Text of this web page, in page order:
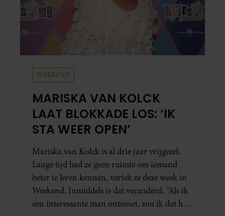
WEEKEND
MARISKA VAN KOLCK
LAAT BLOKKADE LOS: ‘IK
STA WEER OPEN’
Mariska van Kolck is al drie jaar vrijgezel.
Lange tijd had ze geen ruimte om iemand
beter te leren kennen, vertelt ze deze week in
Weekend. Inmiddels is dat veranderd. “Als ik
een interessante man ontmoet, zou ik dat heel